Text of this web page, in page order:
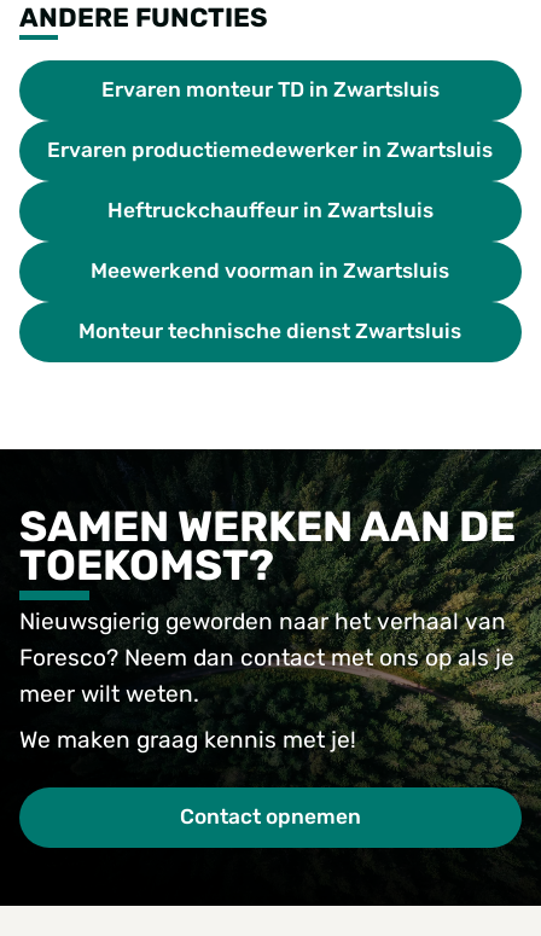
ANDERE FUNCTIES
Ervaren monteur TD in Zwartsluis
Ervaren productiemedewerker in Zwartsluis
Heftruckchauffeur in Zwartsluis
Meewerkend voorman in Zwartsluis
Monteur technische dienst Zwartsluis
SAMEN WERKEN AAN DE
TOEKOMST?
Nieuwsgierig geworden naar het verhaal van
Foresco? Neem dan contact met ons op als je
meer wilt weten.
We maken graag kennis met je!
Contact opnemen